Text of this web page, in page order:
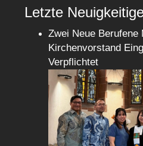
Letzte
Zwei Neue Berufene
Kirchenvorstand
Verpflichtet